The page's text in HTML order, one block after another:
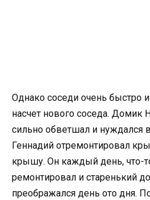
Однако соседи очень быстро
насчет нового соседа. Домик
сильно обветшал и нуждался
Геннадий отремонтировал
крышу. Он каждый день, что-
ремонтировал и старенький
преображался день ото дня.